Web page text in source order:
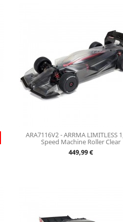
ARA7116V2 - ARRMA LIMITLESS
Speed Machine Roller Clear
Prix
449,99 €